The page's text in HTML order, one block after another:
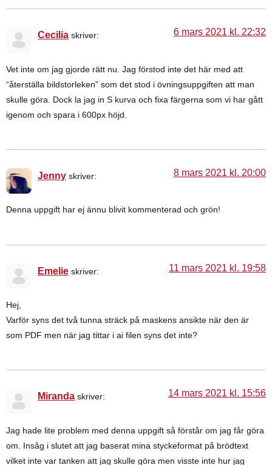
Cecilia skriver: 6 mars 2021 kl. 22:32
Vet inte om jag gjorde rätt nu. Jag förstod inte det här med att
“återställa bildstorleken” som det stod i övningsuppgiften att man
skulle göra. Dock la jag in S kurva och fixa färgerna som vi har gått
igenom och spara i 600px höjd.
Jenny skriver: 8 mars 2021 kl. 20:00
Denna uppgift har ej ännu blivit kommenterad och grön!
Emelie skriver: 11 mars 2021 kl. 19:58
Hej,
Varför syns det två tunna sträck på maskens ansikte när den är
som PDF men när jag tittar i ai filen syns det inte?
Miranda skriver: 14 mars 2021 kl. 15:56
Jag hade lite problem med denna uppgift så förstår om jag får göra
om. Insåg i slutet att jag baserat mina styckeformat på brödtext
vilket inte var tanken att jag skulle göra men visste inte hur jag